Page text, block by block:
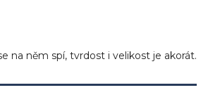
je 5 z 5 hvězdiček.
na něm spí, tvrdost i velikost je akorát.